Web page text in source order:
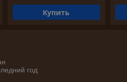
Купить
год